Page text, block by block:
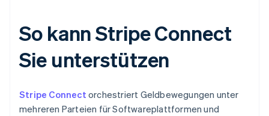
So kann Stripe Connect
Sie unterstützen
Stripe Connect orchestriert Geldbewegungen unter
mehreren Parteien für Softwareplattformen und